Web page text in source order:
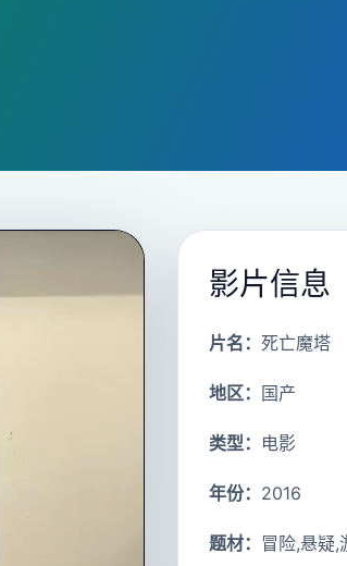
影片信息
片名： 死亡魔塔
地区： 国产
类型： 电影
年份： 2016
题材： 冒险,悬疑,